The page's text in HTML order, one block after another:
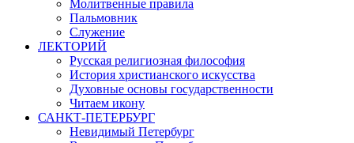
Молитвенные правила
Пальмовник
Служение
ЛЕКТОРИЙ
Русская религиозная философия
История христианского искусства
Духовные основы государственности
Читаем икону
САНКТ-ПЕТЕРБУРГ
Невидимый Петербург